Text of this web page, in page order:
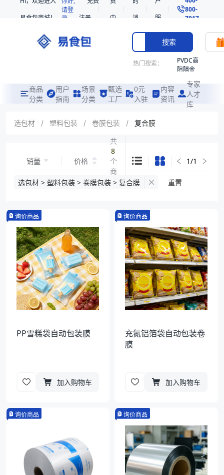
易食包商城！
请登
录
注册
中
消
息
服
务
800-
7017
搜索
热门搜索：
PVDC高
阻隔金
共挤热
收缩袋
221360
221330
袋
拉伸膜
商品
分类
用户
指南
场景
分类
甄选
工厂
0元
入驻
内容
资讯
专家
人才
库
选包材 / 塑料包装 / 卷膜包装 / 复合膜
销量 价格
共
8
个
商
品
1/1
选包材 > 塑料包装 > 卷膜包装 > 复合膜 重置
询价商品
PP雪糕袋自动包装膜
加入购物车
询价商品
充氮铝箔袋自动包装卷
膜
加入购物车
询价商品 询价商品